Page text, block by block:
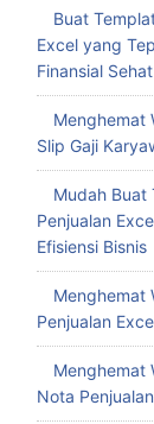
Buat
Excel yang
Finansial Sehat
Menghemat
Slip Gaji
Mudah Buat
Penjualan
Efisiensi Bisnis
Menghemat
Penjualan
Menghemat
Nota